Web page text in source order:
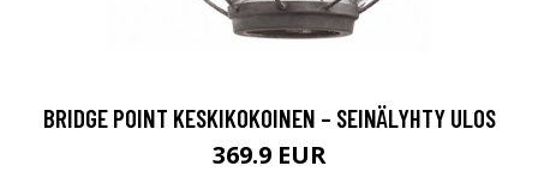
BRIDGE POINT KESKIKOKOINEN – SEINÄLYHTY ULOS
369.9 EUR